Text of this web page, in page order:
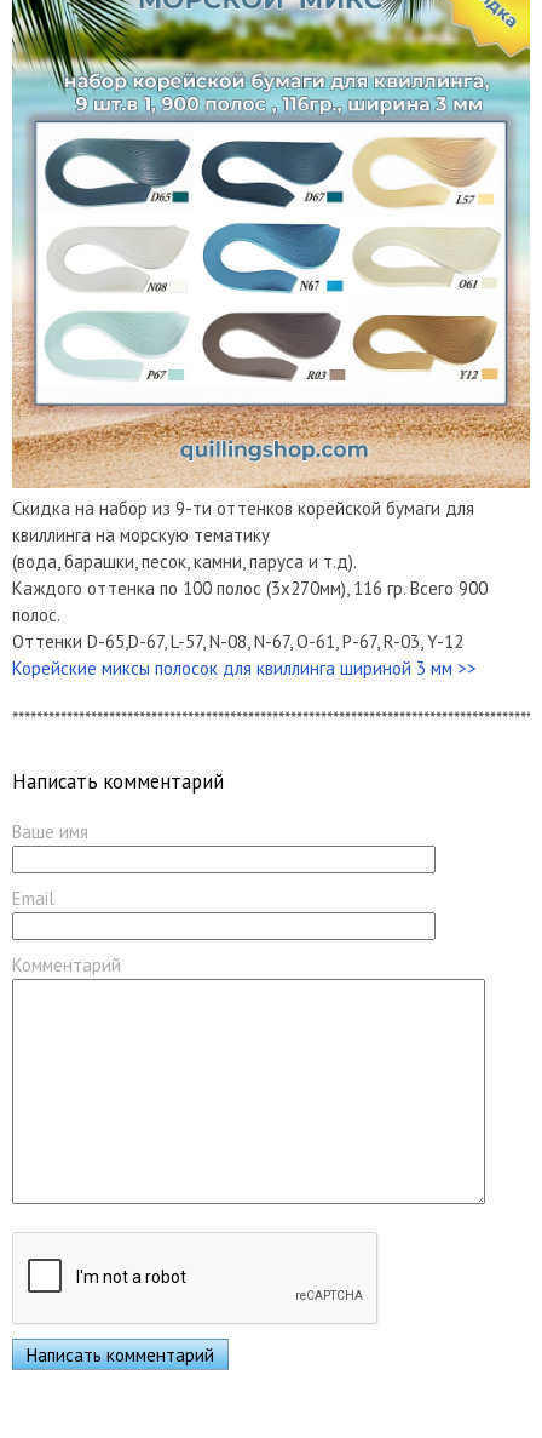
Скидка на набор из 9-ти оттенков корейской бумаги для
квиллинга на морскую тематику
(вода, барашки, песок, камни, паруса и т.д).
Каждого оттенка по 100 полос (3х270мм), 116 гр. Всего 900
полос.
Оттенки D-65,D-67, L-57, N-08, N-67, O-61, P-67, R-03, Y-12
Корейские миксы полосок для квиллинга шириной 3 мм >>
Написать комментарий
Ваше имя
Email
Комментарий